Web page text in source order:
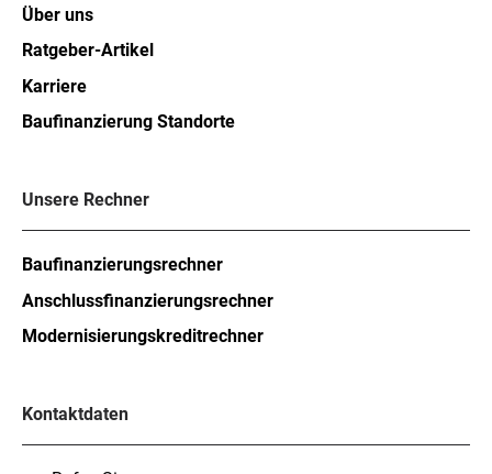
Über uns
Ratgeber-Artikel
Karriere
Baufinanzierung Standorte
Unsere Rechner
Baufinanzierungsrechner
Anschlussfinanzierungsrechner
Modernisierungskreditrechner
Kontaktdaten